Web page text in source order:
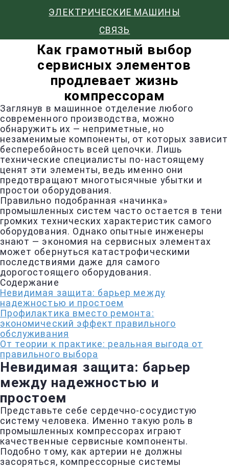
ЭЛЕКТРИЧЕСКИЕ МАШИНЫ
СВЯЗЬ
Как грамотный выбор
сервисных элементов
продлевает жизнь
компрессорам
Заглянув в машинное отделение любого
современного производства, можно
обнаружить их — неприметные, но
незаменимые компоненты, от которых зависит
бесперебойность всей цепочки. Лишь
технические специалисты по-настоящему
ценят эти элементы, ведь именно они
предотвращают многотысячные убытки и
простои оборудования.
Правильно подобранная «начинка»
промышленных систем часто остается в тени
громких технических характеристик самого
оборудования. Однако опытные инженеры
знают — экономия на сервисных элементах
может обернуться катастрофическими
последствиями даже для самого
дорогостоящего оборудования.
Содержание
Невидимая защита: барьер между
надежностью и простоем
Профилактика вместо ремонта:
экономический эффект правильного
обслуживания
От теории к практике: реальная выгода от
правильного выбора
Невидимая защита: барьер
между надежностью и
простоем
Представьте себе сердечно-сосудистую
систему человека. Именно такую роль в
промышленных компрессорах играют
качественные сервисные компоненты.
Подобно тому, как артерии не должны
засоряться, компрессорные системы